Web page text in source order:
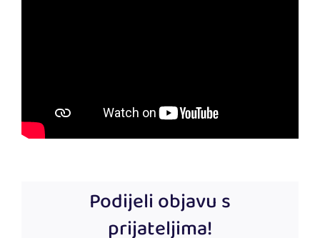
Podijeli objavu s
prijateljima!